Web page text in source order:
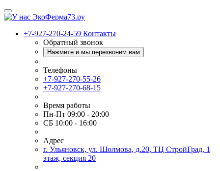
+7-927-270-24-59 Контакты
Обратный звонок
Нажмите и мы перезвоним вам
Телефоны
+7-927-270-55-26
+7-927-270-68-15
Время работы
Пн-Пт 09:00 - 20:00
СБ 10:00 - 16:00
Адрес
г. Ульяновск, ул. Шолмова, д.20, ТЦ СтройГрад, 1
этаж, секция 20